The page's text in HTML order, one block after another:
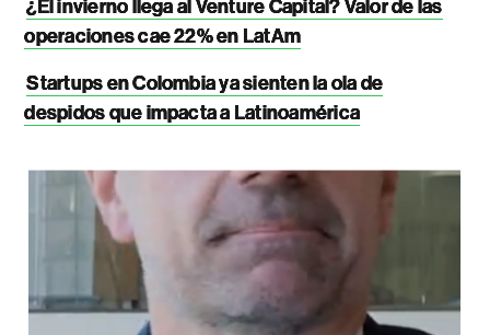
¿El invierno llega al Venture Capital? Valor de las
operaciones cae 22% en LatAm
Startups en Colombia ya sienten la ola de
despidos que impacta a Latinoamérica